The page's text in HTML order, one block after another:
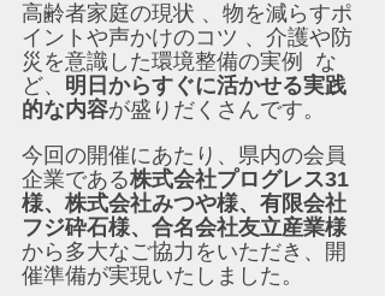
高齢者家庭の現状 、物を減らすポ
イントや声かけのコツ 、介護や防
災を意識した環境整備の実例  な
ど、 明日からすぐに活かせる実践
的な内容が盛りだくさんです。
今回の開催にあたり、県内の会員
企業である株式会社プログレス31
様、株式会社みつや様、有限会社
フジ砕石様、合名会社友立産業様
から多大なご協力をいただき、開
催準備が実現いたしました。